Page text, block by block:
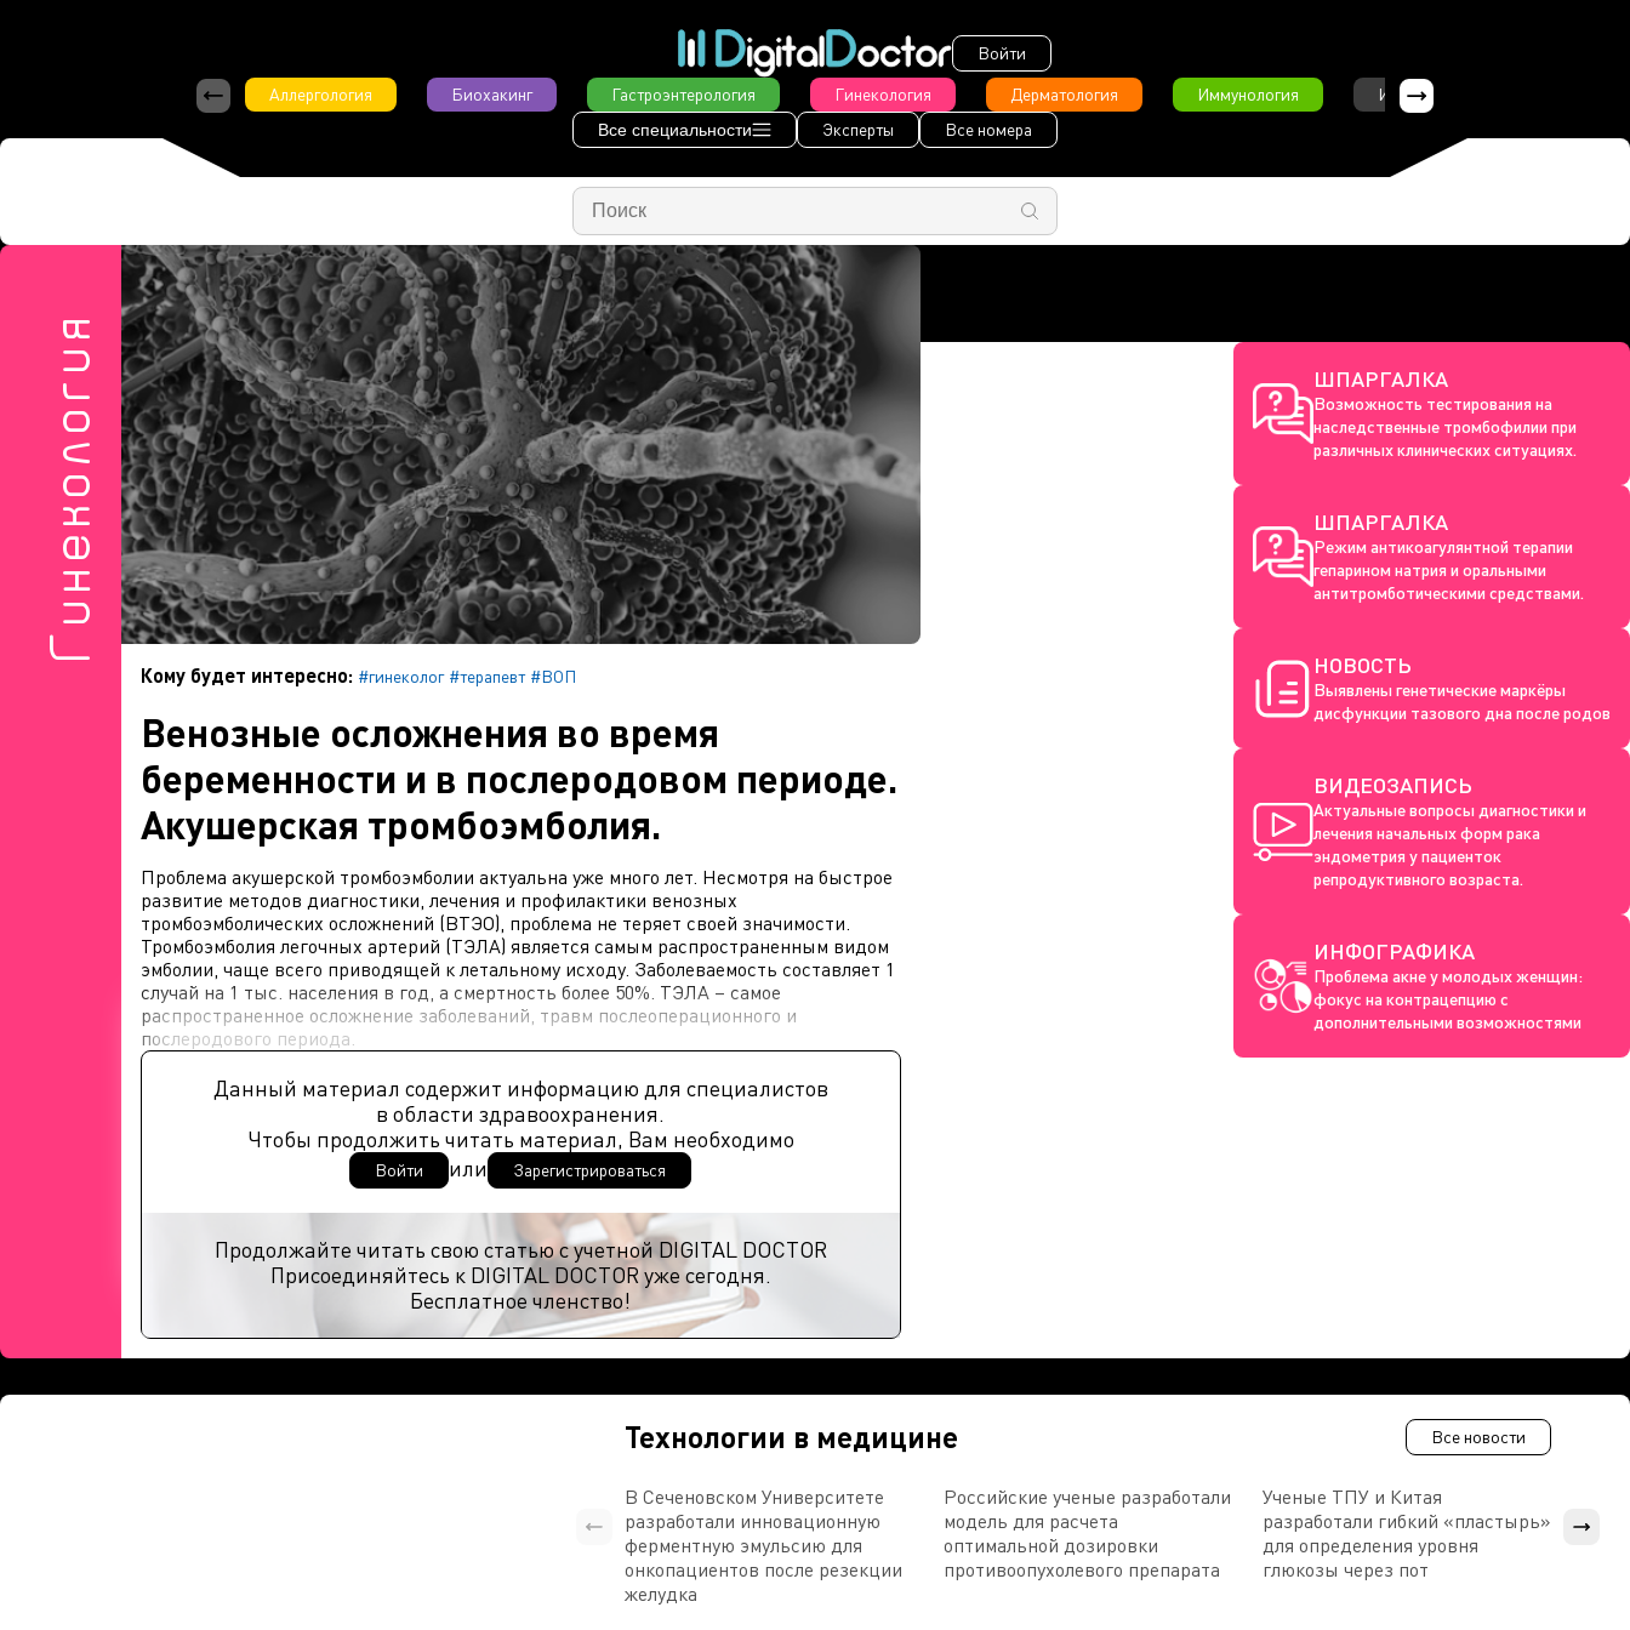
Войти
Аллергология
Биохакинг Гастроэнтерология Гинекология Дерматология Иммунология Интервью
Все специальности Эксперты Все номера
Гинекология
5/2024
Кому будет интересно: #гинеколог #терапевт #ВОП
Венозные осложнения во время
беременности и в послеродовом периоде.
Акушерская тромбоэмболия.
Проблема акушерской тромбоэмболии актуальна уже много лет. Несмотря на быстрое
развитие методов диагностики, лечения и профилактики венозных
тромбоэмболических осложнений (ВТЭО), проблема не теряет своей значимости.
Тромбоэмболия легочных артерий (ТЭЛА) является самым распространенным видом
эмболии, чаще всего приводящей к летальному исходу. Заболеваемость составляет 1
случай на 1 тыс. населения в год, а смертность более 50%. ТЭЛА – самое
распространенное осложнение заболеваний, травм послеоперационного и
послеродового периода.
Данный материал содержит информацию для специалистов
в области здравоохранения.
Чтобы продолжить читать материал, Вам необходимо
Войти или Зарегистрироваться
Продолжайте читать свою статью с учетной DIGITAL DOCTOR
Присоединяйтесь к DIGITAL DOCTOR уже сегодня.
Бесплатное членство!
ШПАРГАЛКА
Возможность тестирования на
наследственные тромбофилии при
различных клинических ситуациях.
ШПАРГАЛКА
Режим антикоагулянтной терапии
гепарином натрия и оральными
антитромботическими средствами.
НОВОСТЬ
Выявлены генетические маркёры
дисфункции тазового дна после родов
ВИДЕОЗАПИСЬ
Актуальные вопросы диагностики и
лечения начальных форм рака
эндометрия у пациенток
репродуктивного возраста.
ИНФОГРАФИКА
Проблема акне у молодых женщин:
фокус на контрацепцию с
дополнительными возможностями
Технологии в медицине Все новости
В Сеченовском Университете
разработали инновационную
ферментную эмульсию для
онкопациентов после резекции
желудка
Российские ученые разработали
модель для расчета
оптимальной дозировки
противоопухолевого препарата
Ученые ТПУ и Китая
разработали гибкий «пластырь»
для определения уровня
глюкозы через пот